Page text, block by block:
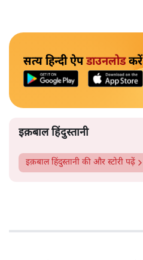
सत्य हिन्दी ऐपडाउनलोडकरें
इक़बाल हिंदुस्तानी
इक़बाल हिंदुस्तानी की और स्टोरी पढ़ें